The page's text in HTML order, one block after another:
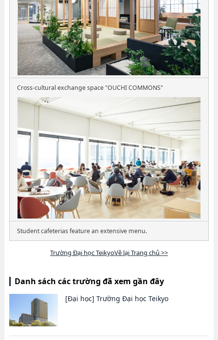
Cross-cultural exchange space "OUCHI COMMONS"
Student cafeterias feature an extensive menu.
Trường Đại học TeikyoVề lại Trang chủ >>
Danh sách các trường đã xem gần đây
[Đại học] Trường Đại học Teikyo